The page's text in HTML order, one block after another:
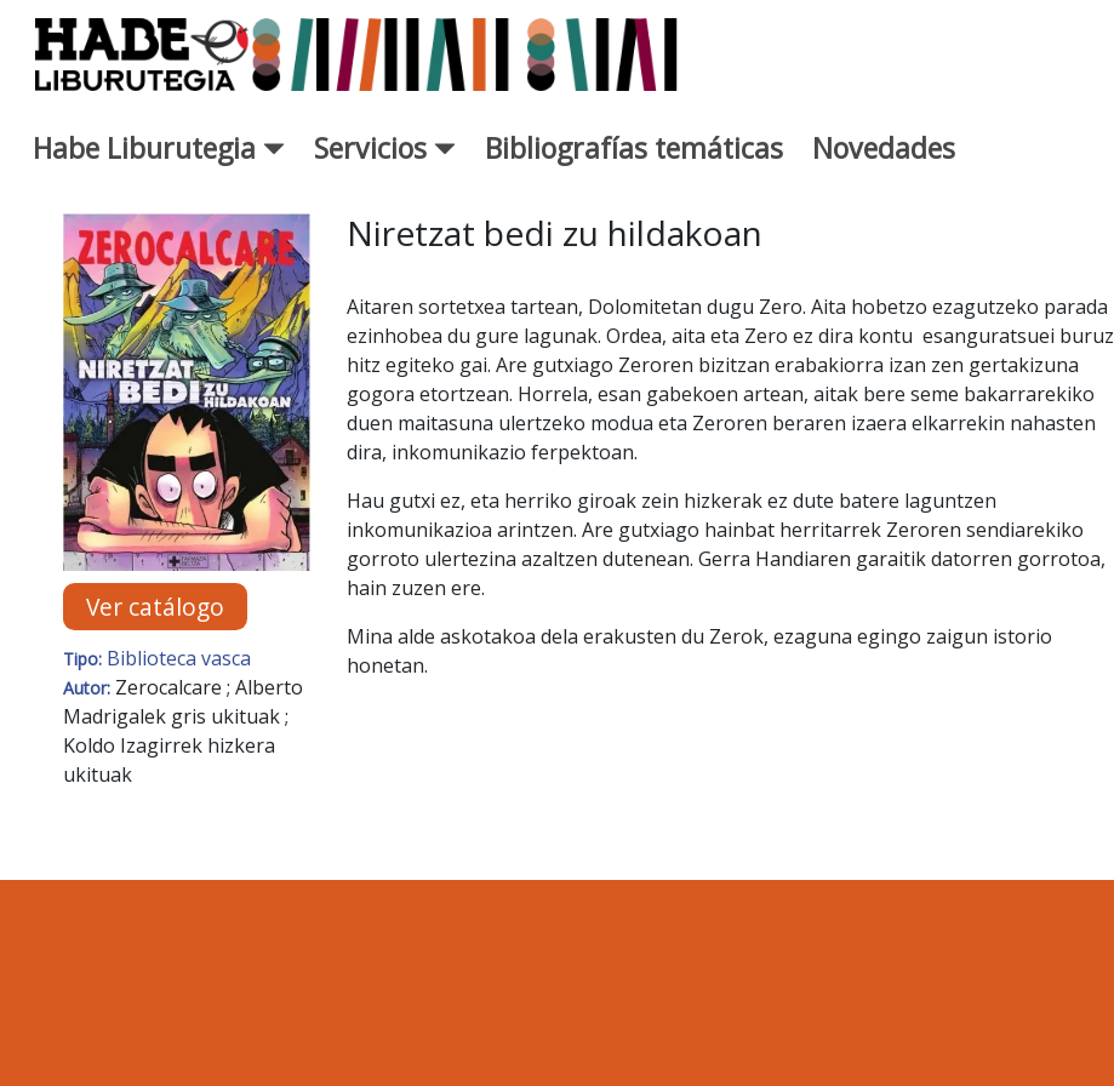
Saltar al contenido principal
Habe Liburutegia Servicios Bibliografías temáticas Novedades
Ficha de Novedades - Liburutegia
Ver catálogo
Tipo: Biblioteca vasca
Autor: Zerocalcare ; Alberto
Madrigalek gris ukituak ;
Koldo Izagirrek hizkera
ukituak
Niretzat bedi zu hildakoan
Aitaren sortetxea tartean, Dolomitetan dugu Zero. Aita hobetzo ezagutzeko parada
ezinhobea du gure lagunak. Ordea, aita eta Zero ez dira kontu esanguratsuei buruz
hitz egiteko gai. Are gutxiago Zeroren bizitzan erabakiorra izan zen gertakizuna
gogora etortzean. Horrela, esan gabekoen artean, aitak bere seme bakarrarekiko
duen maitasuna ulertzeko modua eta Zeroren beraren izaera elkarrekin nahasten
dira, inkomunikazio ferpektoan.
Hau gutxi ez, eta herriko giroak zein hizkerak ez dute batere laguntzen
inkomunikazioa arintzen. Are gutxiago hainbat herritarrek Zeroren sendiarekiko
gorroto ulertezina azaltzen dutenean. Gerra Handiaren garaitik datorren gorrotoa,
hain zuzen ere.
Mina alde askotakoa dela erakusten du Zerok, ezaguna egingo zaigun istorio
honetan.